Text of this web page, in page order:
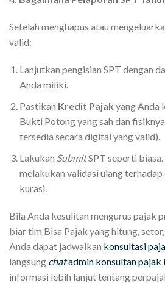
Setelah menghapus atau
valid:
Lanjutkan pengisian SPT dengan
Anda miliki.
Pastikan Kredit Pajak yang Anda
Bukti Potong yang sah dan
tersedia secara digital yang valid).
Lakukan SubmitSPT seperti
melakukan validasi ulang terhadap
kurasi.
Bila Anda kesulitan mengurus pajak
biar tim Bisa Pajak yang hitung,
Anda dapat jadwalkan konsultasi
langsung chatadmin konsultan pajak
informasi lebih lanjut tentang